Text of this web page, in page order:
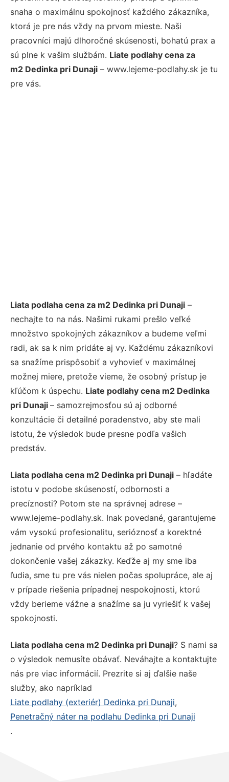
snaha o maximálnu spokojnosť každého zákazníka,
ktorá je pre nás vždy na prvom mieste. Naši
pracovníci majú dlhoročné skúsenosti, bohatú prax a
sú plne k vašim službám. Liate podlahy cena za
m2 Dedinka pri Dunaji – www.lejeme-podlahy.sk je tu
pre vás.
Liata podlaha cena za m2 Dedinka pri Dunaji –
nechajte to na nás. Našimi rukami prešlo veľké
množstvo spokojných zákazníkov a budeme veľmi
radi, ak sa k nim pridáte aj vy. Každému zákazníkovi
sa snažíme prispôsobiť a vyhovieť v maximálnej
možnej miere, pretože vieme, že osobný prístup je
kľúčom k úspechu. Liate podlahy cena m2 Dedinka
pri Dunaji – samozrejmosťou sú aj odborné
konzultácie či detailné poradenstvo, aby ste mali
istotu, že výsledok bude presne podľa vašich
predstáv.
Liata podlaha cena m2 Dedinka pri Dunaji – hľadáte
istotu v podobe skúseností, odbornosti a
precíznosti? Potom ste na správnej adrese –
www.lejeme-podlahy.sk. Inak povedané, garantujeme
vám vysokú profesionalitu, serióznosť a korektné
jednanie od prvého kontaktu až po samotné
dokončenie vašej zákazky. Keďže aj my sme iba
ľudia, sme tu pre vás nielen počas spolupráce, ale aj
v prípade riešenia prípadnej nespokojnosti, ktorú
vždy berieme vážne a snažíme sa ju vyriešiť k vašej
spokojnosti.
Liata podlaha cena m2 Dedinka pri Dunaji? S nami sa
o výsledok nemusíte obávať. Neváhajte a kontaktujte
nás pre viac informácií. Prezrite si aj ďalšie naše
služby, ako napríklad
Liate podlahy (exteriér) Dedinka pri Dunaji,
Penetračný náter na podlahu Dedinka pri Dunaji
.